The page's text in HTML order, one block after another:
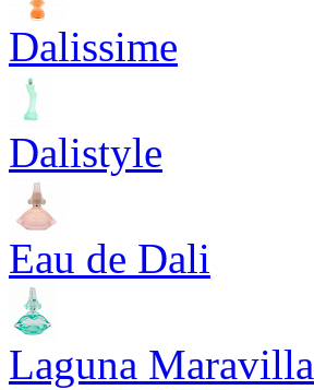
Dalissime
Dalistyle
Eau de Dali
Laguna Maravilla